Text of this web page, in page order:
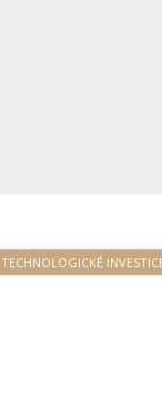
TECHNOLOGICKÉ